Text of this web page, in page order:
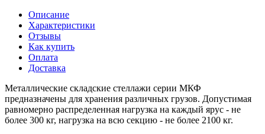
Описание
Характеристики
Отзывы
Как купить
Оплата
Доставка
Металлические складские стеллажи серии МКФ
предназначены для хранения различных грузов. Допустимая
равномерно распределенная нагрузка на каждый ярус - не
более 300 кг, нагрузка на всю секцию - не более 2100 кг.